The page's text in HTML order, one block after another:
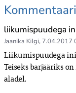
liikumispuudega
Jaanika Kilgi, 7.04.2017
Liikumispuudega
Teiseks barjääriks
aladel.